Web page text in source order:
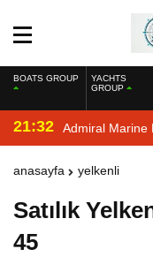
BOATS GROUP
YACHTS
GROUP
21:32 Admiral Marine
anasayfa yelkenli
Satılık
45